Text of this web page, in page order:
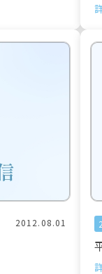
2012.08.01